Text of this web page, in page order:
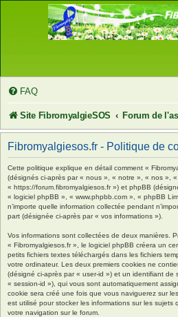
FAQ
Site FibromyalgieSOS Forum de
Fibromyalgiesos.fr - Politique de
Cette politique explique en détail comment «
(désignés ci-après par « nous », « notre », « nos », «
« https://forum.fibromyalgiesos.fr ») et phpBB
« logiciel phpBB », « www.phpbb.com », « phpBB
n’importe quelle information collectée pendant
part (désignée ci-après par « vos informations »).
Vos informations sont collectées de deux manières.
« Fibromyalgiesos.fr », le logiciel phpBB créera un
petits fichiers textes téléchargés dans les fichiers
votre ordinateur. Les deux premiers cookies ne
(désigné ci-après par « user-id ») et un identifiant de
« session-id »), qui vous sont automatiquement
cookie sera créé une fois que vous naviguerez sur
est utilisé pour stocker les informations sur les sujets
votre navigation sur le forum.